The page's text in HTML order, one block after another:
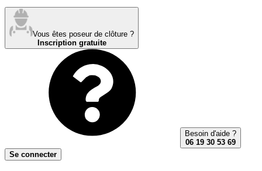
Vous êtes poseur de clôture ?
Inscription gratuite
Besoin d'aide ?
06 19 30 53 69
Se connecter